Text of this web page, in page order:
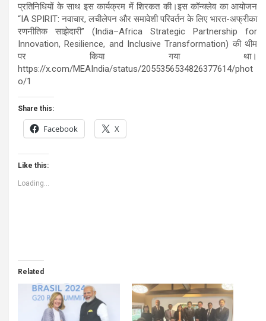
प्रतिनिधियों के साथ इस कार्यक्रम में शिरकत की।इस कॉन्क्लेव का आयोजन
“IA SPIRIT: नवाचार, लचीलेपन और समावेशी परिवर्तन के लिए भारत-अफ्रीका
रणनीतिक साझेदारी” (India–Africa Strategic Partnership for
Innovation, Resilience, and Inclusive Transformation) की थीम
पर किया गया था।
https://x.com/MEAIndia/status/2055356534826377614/phot
o/1
Share this:
Facebook X
Like this:
Loading...
Related